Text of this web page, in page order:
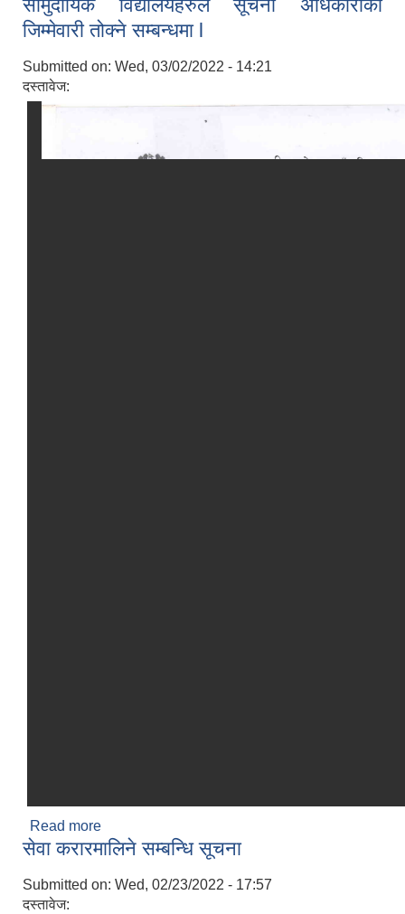
सामुदायिक विद्यालयहरुले सूचना अधिकारीको
जिम्मेवारी तोक्ने सम्बन्धमा l
Submitted on: Wed, 03/02/2022 - 14:21
दस्तावेज:
Read more
जिम्मेवारी तोक्ने सम्बन्धमा l
सेवा करारमालिने सम्बन्धि सूचना
Submitted on: Wed, 02/23/2022 - 17:57
दस्तावेज: